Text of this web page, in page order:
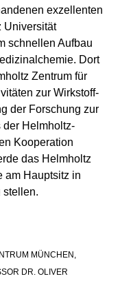
exzellenten
Universität
schnellen Aufbau
Dort
Zentrum für
zur Wirkstoff-
der Forschung zur
der Helmholtz-
Kooperation
das Helmholtz
am Hauptsitz in
stellen.
MÜNCHEN ,
DR. OLIVER